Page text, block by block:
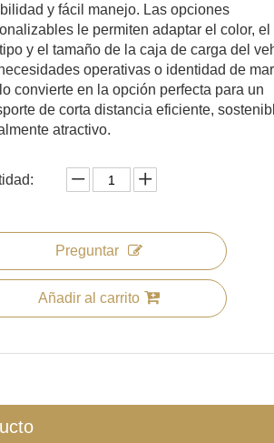
y fácil manejo. Las opciones
le permiten adaptar el color, el
y el tamaño de la caja de carga del
operativas o identidad de
convierte en la opción perfecta para un
de corta distancia eficiente,
atractivo.
Preguntar
Añadir al carrito